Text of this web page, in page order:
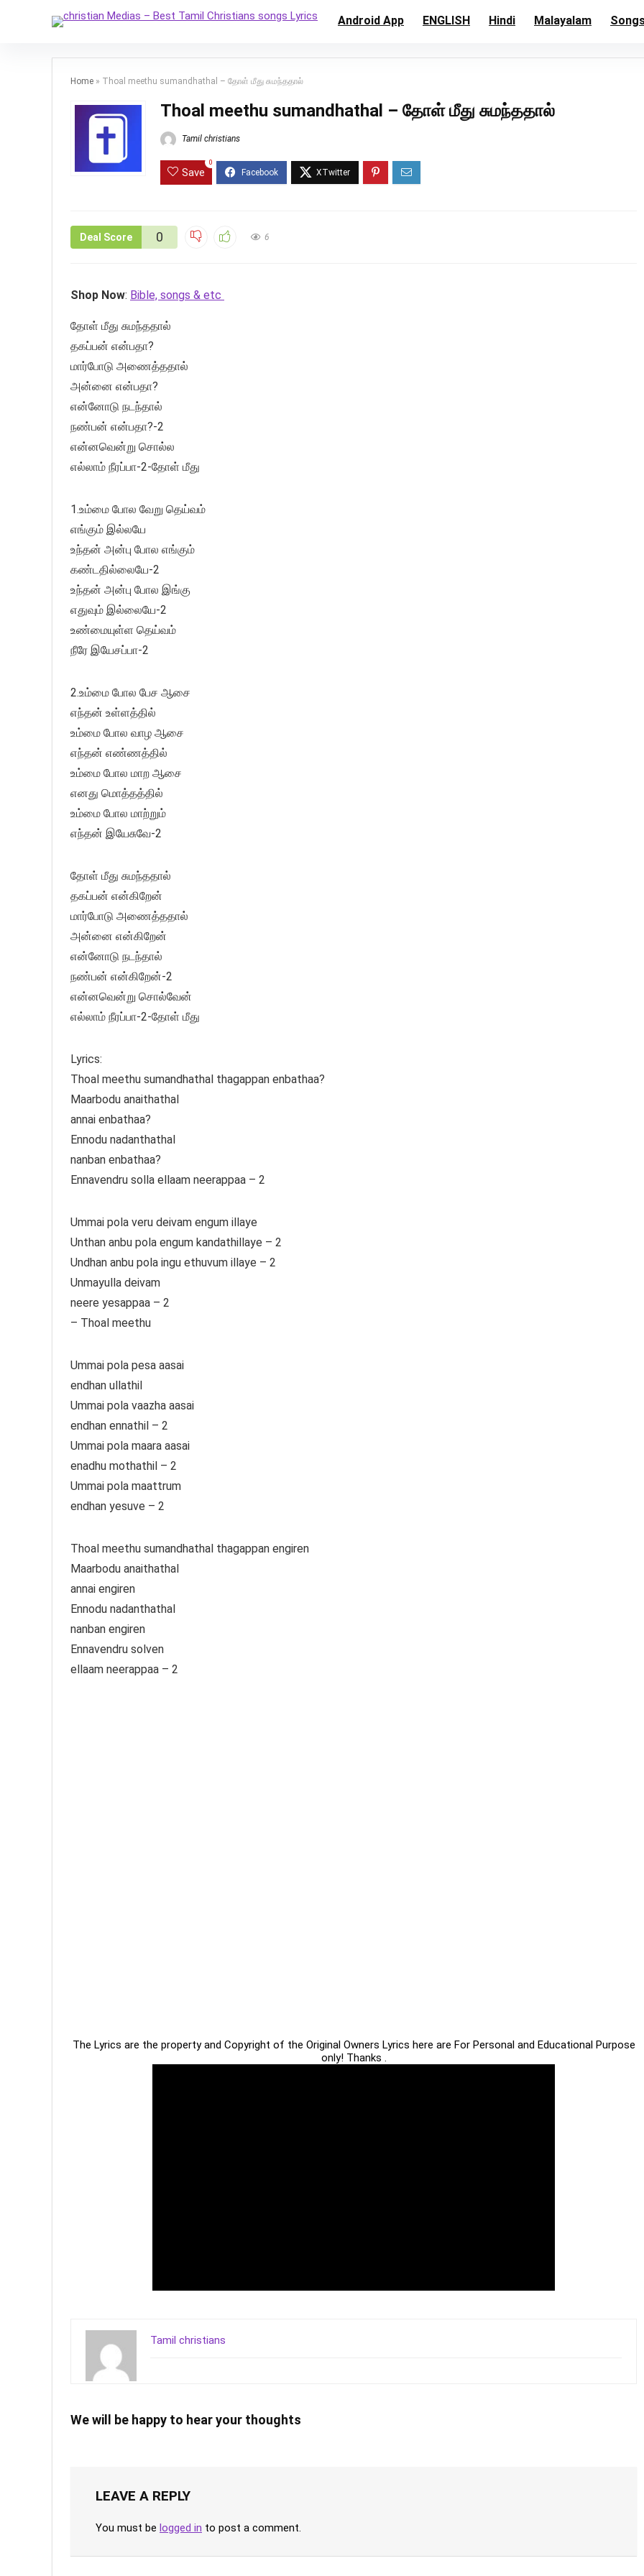
Android App ENGLISH Hindi Malayalam
Home » Thoal meethu sumandhathal – தோள் மீது சுமந்ததால்
Thoal meethu sumandhathal – தோள் மீது சுமந்ததால்
Tamil christians
Save
0
Deal Score 0 6
Shop Now: Bible, songs & etc
தோள் மீது சுமந்ததால்
தகப்பன் என்பதா?
மார்போடு அணைத்ததால்
அன்னை என்பதா?
என்னோடு நடந்தால்
நண்பன் என்பதா?-2
என்னவென்று சொல்ல
எல்லாம் நீரப்பா-2-தோள் மீது
1.உம்மை போல வேறு தெய்வம்
எங்கும் இல்லயே
உந்தன் அன்பு போல எங்கும்
கண்டதில்லையே-2
உந்தன் அன்பு போல இங்கு
எதுவும் இல்லையே-2
உண்மையுள்ள தெய்வம்
நீரே இயேசப்பா-2
2.உம்மை போல பேச ஆசை
எந்தன் உள்ளத்தில்
உம்மை போல வாழ ஆசை
எந்தன் எண்ணத்தில்
உம்மை போல மாற ஆசை
எனது மொத்தத்தில்
உம்மை போல மாற்றும்
எந்தன் இயேசுவே-2
தோள் மீது சுமந்ததால்
தகப்பன் என்கிறேன்
மார்போடு அணைத்ததால்
அன்னை என்கிறேன்
என்னோடு நடந்தால்
நண்பன் என்கிறேன்-2
என்னவென்று சொல்வேன்
எல்லாம் நீரப்பா-2-தோள் மீது
Lyrics:
Thoal meethu sumandhathal thagappan enbathaa?
Maarbodu anaithathal
annai enbathaa?
Ennodu nadanthathal
nanban enbathaa?
Ennavendru solla ellaam neerappaa – 2
Ummai pola veru deivam engum illaye
Unthan anbu pola engum kandathillaye – 2
Undhan anbu pola ingu ethuvum illaye – 2
Unmayulla deivam
neere yesappaa – 2
– Thoal meethu
Ummai pola pesa aasai
endhan ullathil
Ummai pola vaazha aasai
endhan ennathil – 2
Ummai pola maara aasai
enadhu mothathil – 2
Ummai pola maattrum
endhan yesuve – 2
Thoal meethu sumandhathal thagappan engiren
Maarbodu anaithathal
annai engiren
Ennodu nadanthathal
nanban engiren
Ennavendru solven
ellaam neerappaa – 2
The Lyrics are the property and Copyright of the Original Owners Lyrics here are For Personal and Educational Purpose
only! Thanks .
Tamil christians
We will be happy to hear your thoughts
LEAVE A REPLY
You must be logged in to post a comment.